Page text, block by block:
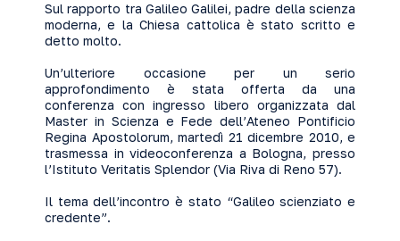
Sul rapporto tra Galileo Galilei, padre della scienza
moderna, e la Chiesa cattolica è stato scritto e
detto molto.
Un’ulteriore occasione per un serio
approfondimento è stata offerta da una
conferenza con ingresso libero organizzata dal
Master in Scienza e Fede dell’Ateneo Pontificio
Regina Apostolorum, martedì 21 dicembre 2010, e
trasmessa in videoconferenza a Bologna, presso
l’Istituto Veritatis Splendor (Via Riva di Reno 57).
Il tema dell’incontro è stato “Galileo scienziato e
credente”.